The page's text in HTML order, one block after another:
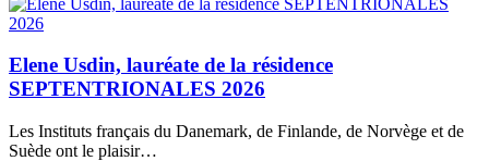
Elene Usdin, lauréate de la résidence
SEPTENTRIONALES 2026
Les Instituts français du Danemark, de Finlande, de Norvège et de
Suède ont le plaisir…